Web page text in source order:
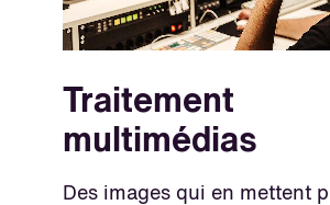
Traitement
multimédias
Des images qui en mettent